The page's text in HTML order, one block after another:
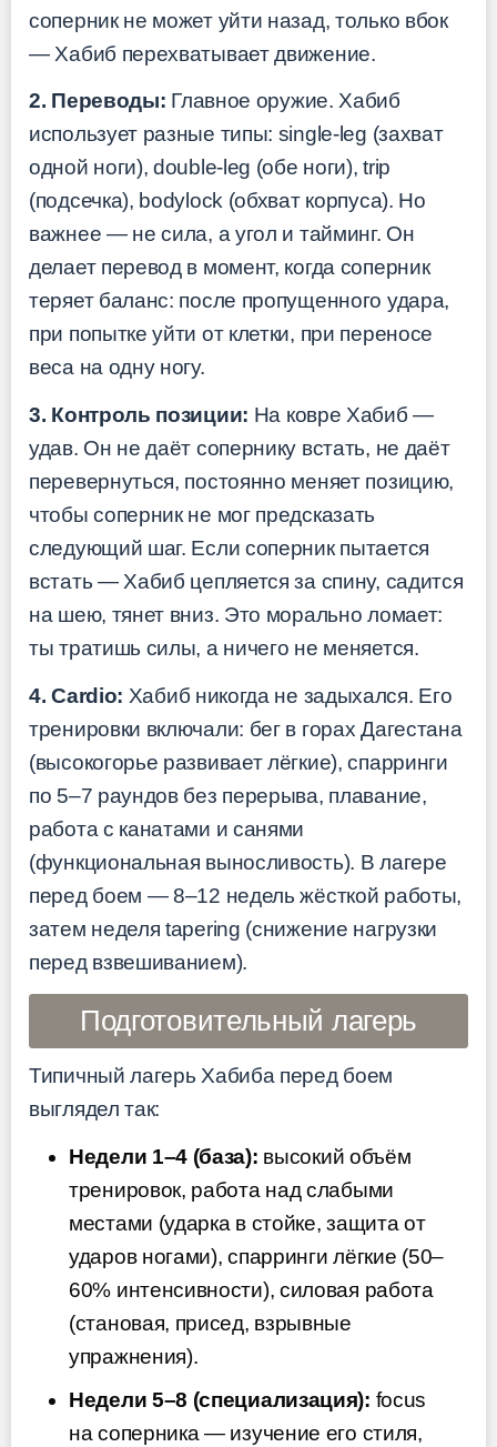
соперник не может уйти назад, только вбок
— Хабиб перехватывает движение.
2. Переводы: Главное оружие. Хабиб
использует разные типы: single-leg (захват
одной ноги), double-leg (обе ноги), trip
(подсечка), bodylock (обхват корпуса). Но
важнее — не сила, а угол и тайминг. Он
делает перевод в момент, когда соперник
теряет баланс: после пропущенного удара,
при попытке уйти от клетки, при переносе
веса на одну ногу.
3. Контроль позиции: На ковре Хабиб —
удав. Он не даёт сопернику встать, не даёт
перевернуться, постоянно меняет позицию,
чтобы соперник не мог предсказать
следующий шаг. Если соперник пытается
встать — Хабиб цепляется за спину, садится
на шею, тянет вниз. Это морально ломает:
ты тратишь силы, а ничего не меняется.
4. Cardio: Хабиб никогда не задыхался. Его
тренировки включали: бег в горах Дагестана
(высокогорье развивает лёгкие), спарринги
по 5–7 раундов без перерыва, плавание,
работа с канатами и санями
(функциональная выносливость). В лагере
перед боем — 8–12 недель жёсткой работы,
затем неделя tapering (снижение нагрузки
перед взвешиванием).
Подготовительный лагерь
Типичный лагерь Хабиба перед боем
выглядел так:
Недели 1–4 (база): высокий объём
тренировок, работа над слабыми
местами (ударка в стойке, защита от
ударов ногами), спарринги лёгкие (50–
60% интенсивности), силовая работа
(становая, присед, взрывные
упражнения).
Недели 5–8 (специализация): focus
на соперника — изучение его стиля,